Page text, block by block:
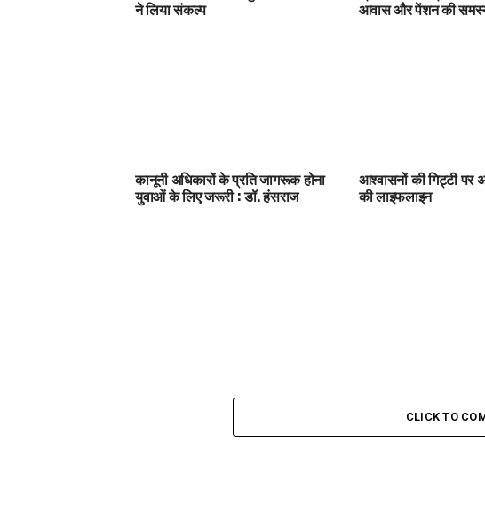
ने लिया संकल्प आवास और पेंशन की
कानूनी अधिकारों के प्रति जागरूक होना
युवाओं के लिए जरूरी : डॉ. हंसराज
आश्वासनों की गिट्टी पर
की लाइफलाइन
CLICK TO